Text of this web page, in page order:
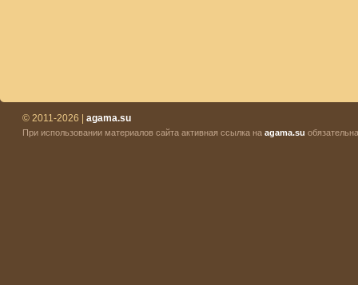
© 2011-2026 | agama.su
При использовании материалов сайта активная ссылка на agama.su